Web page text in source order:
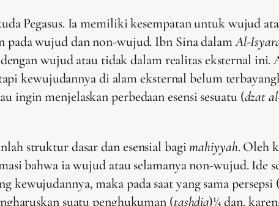
Pegasus. Ia memiliki kesempatan untuk wujud
pada wujud dan non-wujud. Ibn Sina dalamAl-
wujud atau tidak dalam realitas eksternal
kewujudannya di alam eksternal belum
ingin menjelaskan perbedaan esensi sesuatu (dzat
struktur dasar dan esensial bagimahiyyah. Oleh
bahwa ia wujud atau selamanya non-wujud. Ide
kewujudannya, maka pada saat yang sama persepsi (
suatu penghukuman (tashdiq)¼ dan,